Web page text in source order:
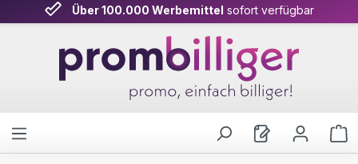
Zum Hauptinhalt springen
Über 100.000 Werbemittel sofort verfügbar